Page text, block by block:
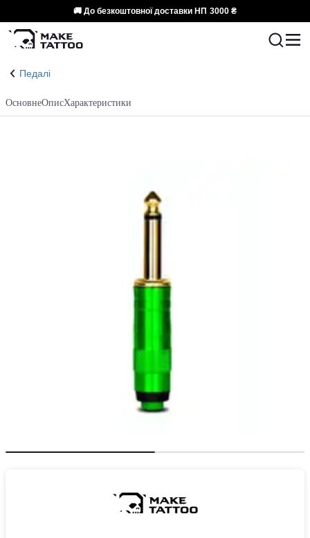
🚚 До безкоштовної доставки НП 3000 ₴
Педалі
ОсновнеОписХарактеристики